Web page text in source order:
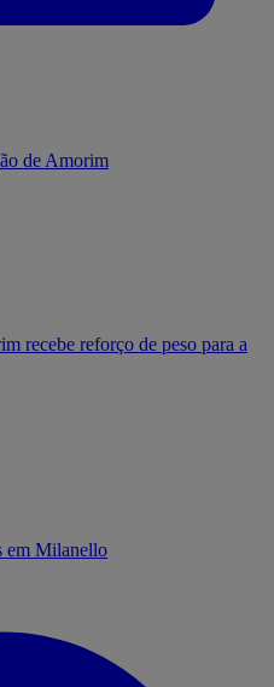
de Amorim
recebe reforço de peso para a
em Milanello